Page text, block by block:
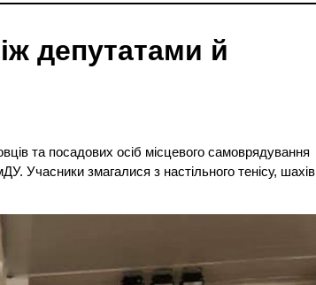
депутатами й
та посадових осіб місцевого самоврядування
Учасники змагалися з настільного тенісу, шахів